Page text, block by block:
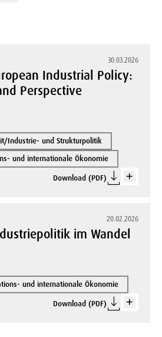
30.03.2026
Industrial Policy:
Perspective
Industrie- und Strukturpolitik
und internationale Ökonomie
Download (PDF)
20.02.2026
im Wandel
und internationale Ökonomie
Download (PDF)